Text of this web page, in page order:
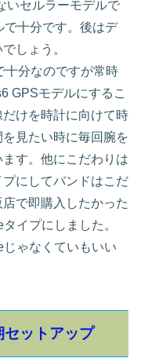
いセルラーモデルで
で十分です。後はデ
しょう。
十分なのですが常時
GPSモデルにするこ
けを時計に向けて時
見たい時に毎回腕を
ます。他にこだわりは
にしてバンドはこだ
で即購入したかった
イプにしました。
ゃなくていもいい
ットアップ